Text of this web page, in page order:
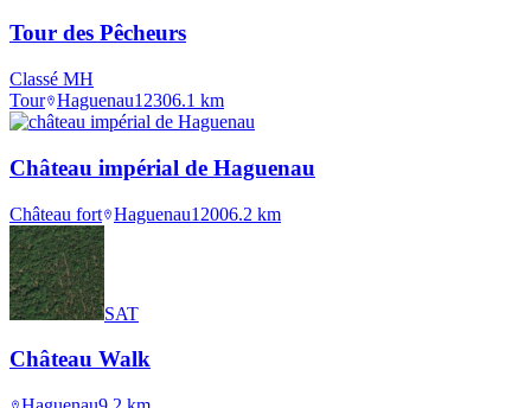
Tour des Pêcheurs
Classé MH
Tour Haguenau12306.1 km
Château impérial de Haguenau
Château fort Haguenau12006.2 km
SAT
Château Walk